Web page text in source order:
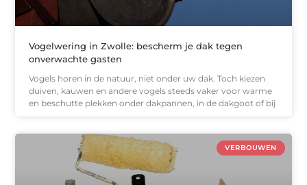
Vogelwering in Zwolle: bescherm je dak tegen
onverwachte gasten
Vogels horen in de natuur, niet onder uw dak. Toch kiezen
duiven, kauwen en andere vogels steeds vaker voor warme
en beschutte plekken onder dakpannen, in de dakgoot of bij
VERBOUWEN